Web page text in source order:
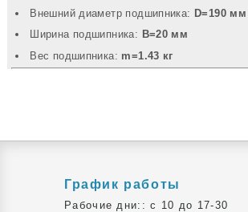
Внешний диаметр подшипника: D=190 мм
Ширина подшипника: B=20 мм
Вec подшипника: m=1.43 кг
График работы
Рабочие дни:: c 10 до 17-30